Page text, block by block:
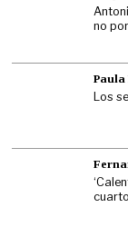
no
Los